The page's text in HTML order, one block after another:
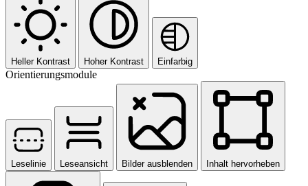
Heller Kontrast Hoher Kontrast Einfarbig
Orientierungsmodule
Leselinie Leseansicht Bilder ausblenden Inhalt hervorheben